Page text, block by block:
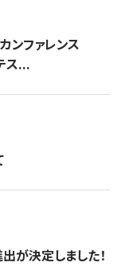
ンファレンス
ス...
が決定しました！